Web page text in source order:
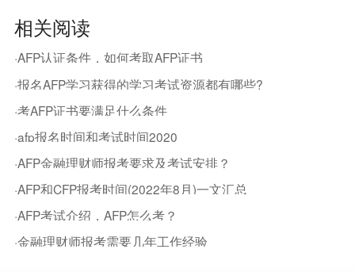
相关阅读
·AFP认证条件，如何考取AFP证书
·报名AFP学习获得的学习考试资源都有哪些?
·考AFP证书要满足什么条件
·afp报名时间和考试时间2020
·AFP金融理财师报考要求及考试安排？
·AFP和CFP报考时间(2022年8月)一文汇总
·AFP考试介绍，AFP怎么考？
·金融理财师报考需要几年工作经验